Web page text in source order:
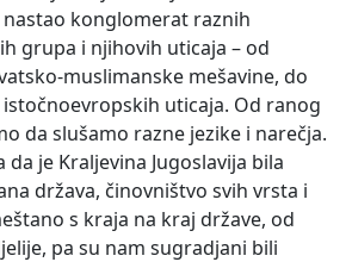
konglomerat raznih
grupa i njihovih uticaja – od
muslimanske mešavine, do
uticaja. Od ranog
da slušamo razne jezike i narečja.
da je Kraljevina Jugoslavija bila
država, činovništvo svih vrsta i
s kraja na kraj države, od
pa su nam sugradjani bili